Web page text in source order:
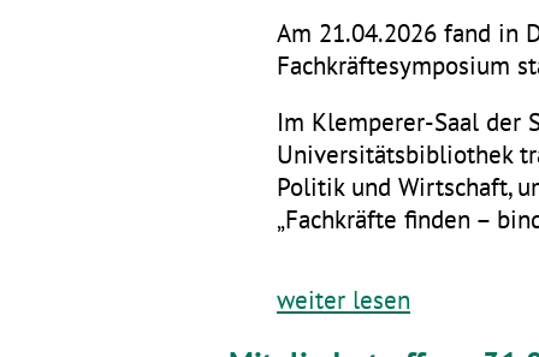
Am 21.04.2026 fand in
Fachkräftesymposium
Im Klemperer-Saal der
Universitätsbibliothek
Politik und Wirtschaft,
„Fachkräfte finden –
weiter lesen